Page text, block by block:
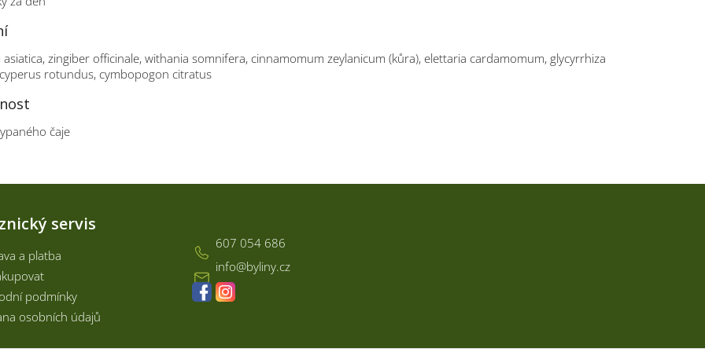
asiatica, zingiber officinale, withania somnifera, cinnamomum zeylanicum (kůra), elettaria cardamomum, glycyrrhiza
rotundus, cymbopogon citratus
čaje
servis
a platba
podmínky
osobních údajů
info@byliny.cz
607 054 686